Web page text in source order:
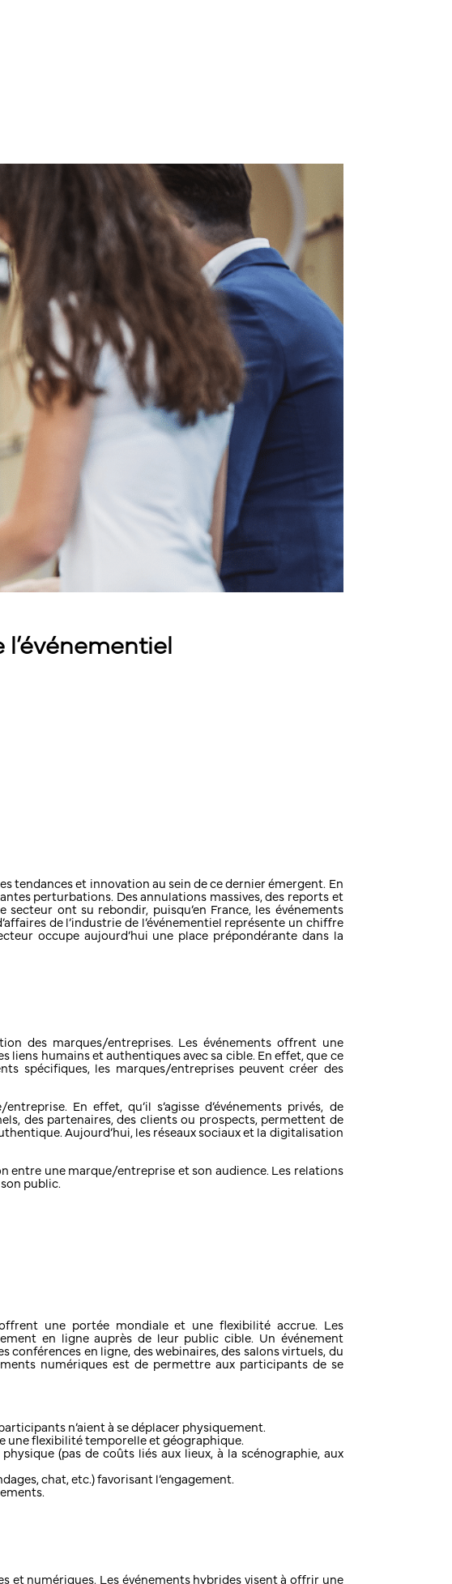
tendances et innovation au sein de ce dernier émergent. En
perturbations. Des annulations massives, des reports et
ont su rebondir, puisqu’en France, les événements
de l’industrie de l’événementiel représente un chiffre
occupe aujourd’hui une place prépondérante dans la
des marques/entreprises. Les événements offrent une
humains et authentiques avec sa cible. En effet, que ce
spécifiques, les marques/entreprises peuvent créer des
En effet, qu’il s’agisse d’événements privés, de
des partenaires, des clients ou prospects, permettent de
Aujourd’hui, les réseaux sociaux et la digitalisation
une marque/entreprise et son audience. Les relations
public.
une portée mondiale et une flexibilité accrue. Les
en ligne auprès de leur public cible. Un événement
en ligne, des webinaires, des salons virtuels, du
numériques est de permettre aux participants de se
n’aient à se déplacer physiquement.
une flexibilité temporelle et géographique.
(pas de coûts liés aux lieux, à la scénographie, aux
chat, etc.) favorisant l’engagement.
et numériques. Les événements hybrides visent à offrir une